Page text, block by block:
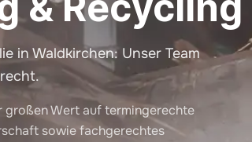
in Waldkirchen: Unser Team
großen Wert auf termingerechte
sowie fachgerechtes